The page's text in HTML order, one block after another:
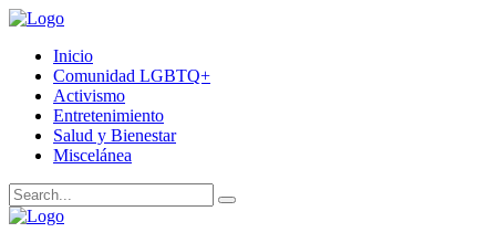
Inicio
Comunidad LGBTQ+
Activismo
Entretenimiento
Salud y Bienestar
Miscelánea